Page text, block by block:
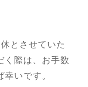
とさせていた
く際は、お手数
いです。